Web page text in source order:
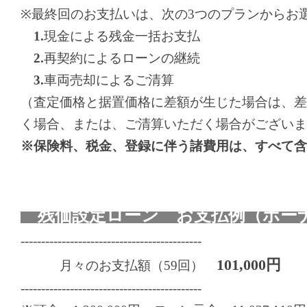
※最終回のお支払いは、次の3つのプランからお
1.現金による残金一括お支払
2.再契約によるローンの継続
3.車両売却によるご清算
（査定価格と据置価格に差額が生じた場合は、
く場合、または、ご清算いただく場合がござい
※保険料、税金、登録に伴う諸費用は、すべて
残価設定ローン お支払例（ボー
--------------------------------------------
月々のお支払額（59回） 101,000円
--------------------------------------------